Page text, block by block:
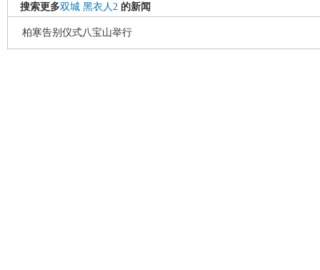
搜索更多双城 黑衣人2 的新闻
柏寒告别仪式八宝山举行